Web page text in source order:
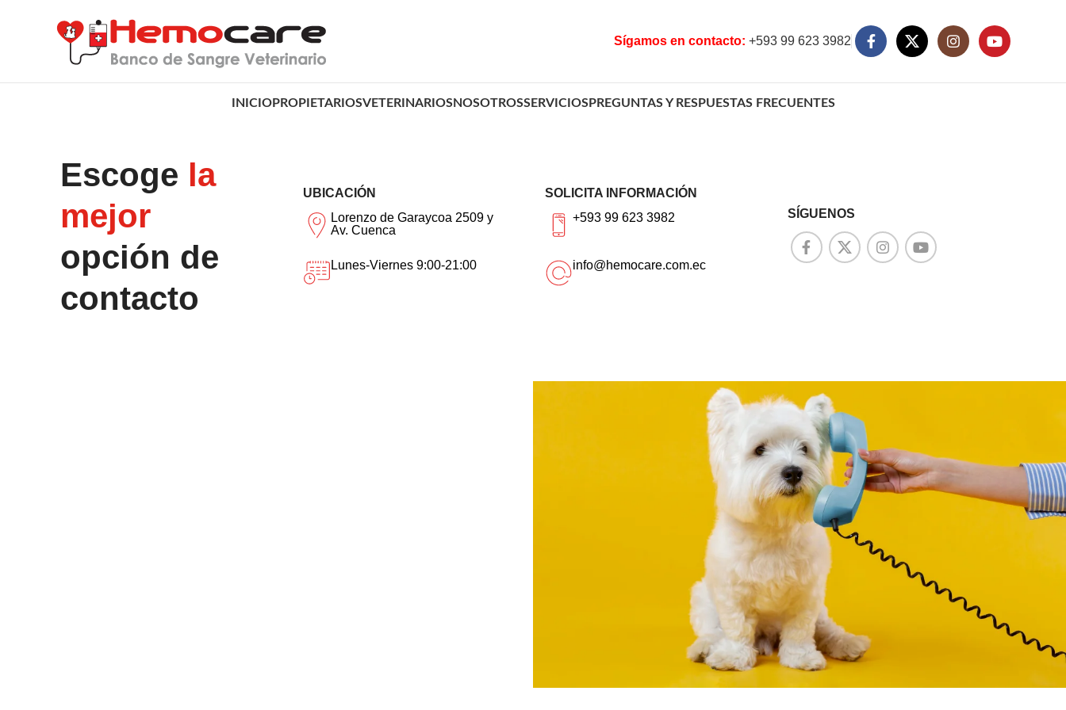
Sígamos en contacto: +593 99 623 3982
INICIOPROPIETARIOSVETERINARIOSNOSOTROSSERVICIOSPREGUNTAS Y RESPUESTAS FRECUENTES
Escoge la
mejor
opción de
contacto
UBICACIÓN
Lorenzo de Garaycoa 2509 y
Av. Cuenca
Lunes-Viernes 9:00-21:00
SOLICITA INFORMACIÓN
+593 99 623 3982
info@hemocare.com.ec
SÍGUENOS